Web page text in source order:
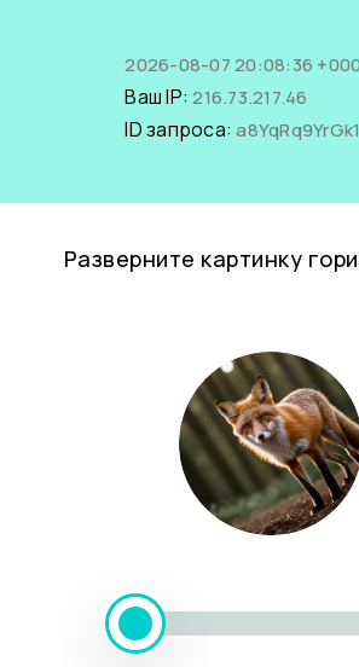
2026-08-07 20:08:36
Ваш IP:216.73.217.46
ID запроса:a8YqRq9YrGk1
Разверните картинку